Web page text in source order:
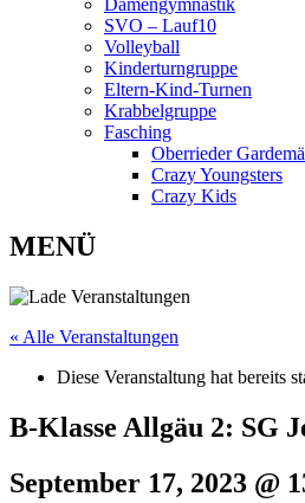
Damengymnastik
SVO – Lauf10
Volleyball
Kinderturngruppe
Eltern-Kind-Turnen
Krabbelgruppe
Fasching
Oberrieder
Crazy Youngsters
Crazy Kids
MENÜ
« Alle Veranstaltungen
Diese Veranstaltung hat bereits
B-Klasse Allgäu 2: SG
September 17, 2023 @